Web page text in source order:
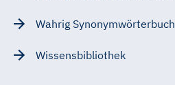
Wahrig Synonymwörterbuch
Wissensbibliothek